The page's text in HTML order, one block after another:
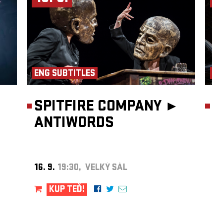
a
a
ENG SUBTITLES
SPITFIRE COMPANY ►
ANTIWORDS
16. 9. 19:30, VELKÝ SÁL
KUP TEĎ!